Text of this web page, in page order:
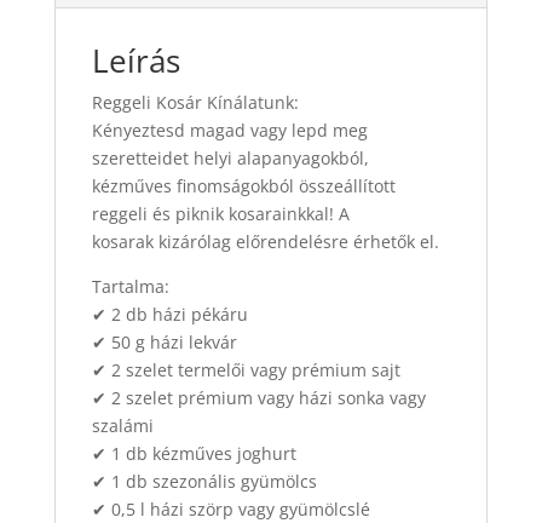
Leírás
Reggeli Kosár Kínálatunk:
Kényeztesd magad vagy lepd meg
szeretteidet helyi alapanyagokból,
kézműves finomságokból összeállított
reggeli és piknik kosarainkkal! A
kosarak kizárólag előrendelésre érhetők el.
Tartalma:
✔ 2 db házi pékáru
✔ 50 g házi lekvár
✔ 2 szelet termelői vagy prémium sajt
✔ 2 szelet prémium vagy házi sonka vagy
szalámi
✔ 1 db kézműves joghurt
✔ 1 db szezonális gyümölcs
✔ 0,5 l házi szörp vagy gyümölcslé